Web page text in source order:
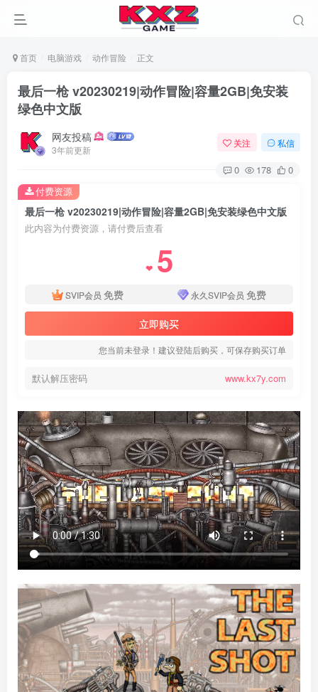
首页 电脑游戏 动作冒险 正文
最后一枪 v20230219|动作冒险|容量2GB|免安装
绿色中文版
网友投稿
3年前更新
关注 私信
0 178 0
最后一枪 v20230219|动作冒险|容量2GB|免安装绿色中文版
此内容为付费资源，请付费后查看
❤ 5
SVIP会员 免费 永久SVIP会员 免费
立即购买
您当前未登录！建议登陆后购买，可保存购买订单
默认解压密码 www.kx7y.com
付费资源